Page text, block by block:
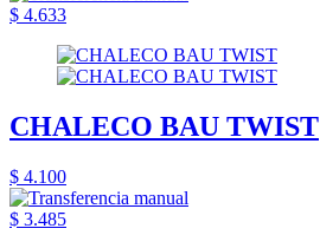
$ 4.633
CHALECO BAU TWIST
$ 4.100
$ 3.485